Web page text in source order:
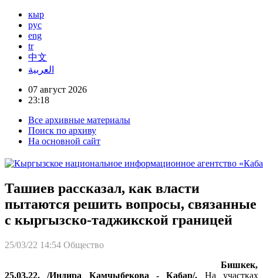
кыр
рус
eng
tr
中文
العربية
07 август 2026
23:18
Все архивные материалы
Поиск по архиву
На основной сайт
Ташиев рассказал, как власти
пытаются решить вопросы, связанные
с кыргызско-таджикской границей
25/03/22 14:54 Общество
Бишкек,
25.03.22. /Индира Камчыбекова - Кабар/. На участках